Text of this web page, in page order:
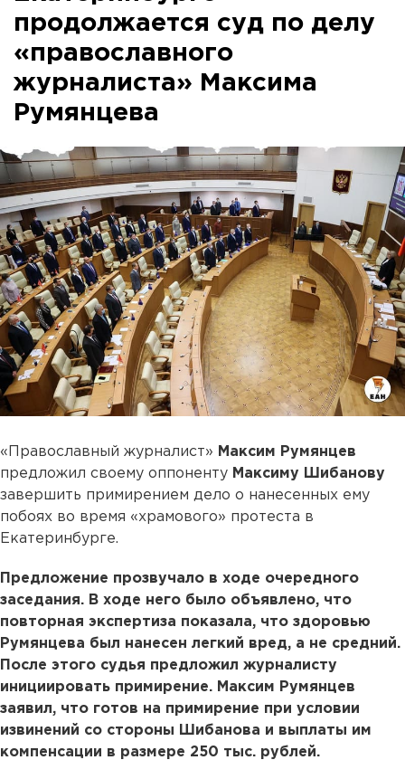
продолжается суд по делу
«православного
журналиста» Максима
Румянцева
«Православный журналист» Максим Румянцев
предложил своему оппоненту Максиму Шибанову
завершить примирением дело о нанесенных ему
побоях во время «храмового» протеста в
Екатеринбурге.
Предложение прозвучало в ходе очередного
заседания. В ходе него было объявлено, что
повторная экспертиза показала, что здоровью
Румянцева был нанесен легкий вред, а не средний.
После этого судья предложил журналисту
инициировать примирение. Максим Румянцев
заявил, что готов на примирение при условии
извинений со стороны Шибанова и выплаты им
компенсации в размере 250 тыс. рублей.